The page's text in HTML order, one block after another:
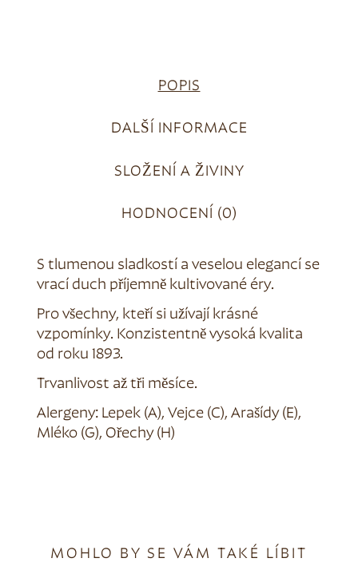
POPIS
DALŠÍ INFORMACE
SLOŽENÍ A ŽIVINY
HODNOCENÍ (0)
S tlumenou sladkostí a veselou elegancí se
vrací duch příjemně kultivované éry.
Pro všechny, kteří si užívají krásné
vzpomínky. Konzistentně vysoká kvalita
od roku 1893.
Trvanlivost až tři měsíce.
Alergeny: Lepek (A), Vejce (C), Arašídy (E),
Mléko (G), Ořechy (H)
MOHLO BY SE VÁM TAKÉ LÍBIT